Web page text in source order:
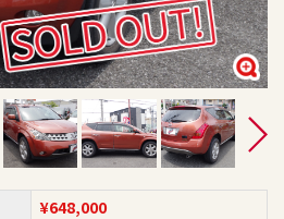
¥648,000